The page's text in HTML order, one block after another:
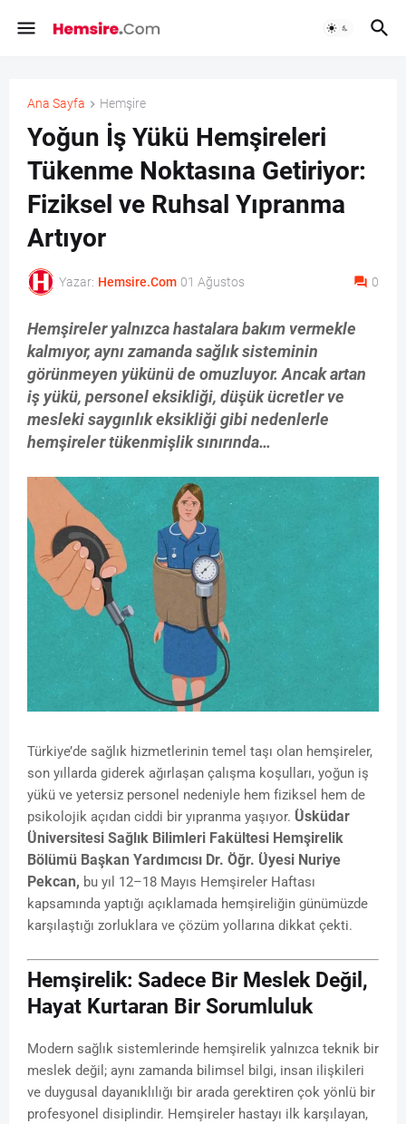
Ana Sayfa Hemşire
Yoğun İş Yükü Hemşireleri
Tükenme Noktasına Getiriyor:
Fiziksel ve Ruhsal Yıpranma
Artıyor
Yazar: Hemsire.Com 01 Ağustos 0
Hemşireler yalnızca hastalara bakım vermekle
kalmıyor, aynı zamanda sağlık sisteminin
görünmeyen yükünü de omuzluyor. Ancak artan
iş yükü, personel eksikliği, düşük ücretler ve
mesleki saygınlık eksikliği gibi nedenlerle
hemşireler tükenmişlik sınırında…
Türkiye’de sağlık hizmetlerinin temel taşı olan hemşireler,
son yıllarda giderek ağırlaşan çalışma koşulları, yoğun iş
yükü ve yetersiz personel nedeniyle hem fiziksel hem de
psikolojik açıdan ciddi bir yıpranma yaşıyor. Üsküdar
Üniversitesi Sağlık Bilimleri Fakültesi Hemşirelik
Bölümü Başkan Yardımcısı Dr. Öğr. Üyesi Nuriye
Pekcan, bu yıl 12–18 Mayıs Hemşireler Haftası
kapsamında yaptığı açıklamada hemşireliğin günümüzde
karşılaştığı zorluklara ve çözüm yollarına dikkat çekti.
Hemşirelik: Sadece Bir Meslek Değil,
Hayat Kurtaran Bir Sorumluluk
Modern sağlık sistemlerinde hemşirelik yalnızca teknik bir
meslek değil; aynı zamanda bilimsel bilgi, insan ilişkileri
ve duygusal dayanıklılığı bir arada gerektiren çok yönlü bir
profesyonel disiplindir. Hemşireler hastayı ilk karşılayan,